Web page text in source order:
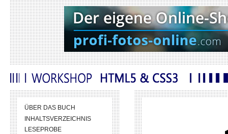
ÜBER DAS BUCH
INHALTSVERZEICHNIS
LESEPROBE